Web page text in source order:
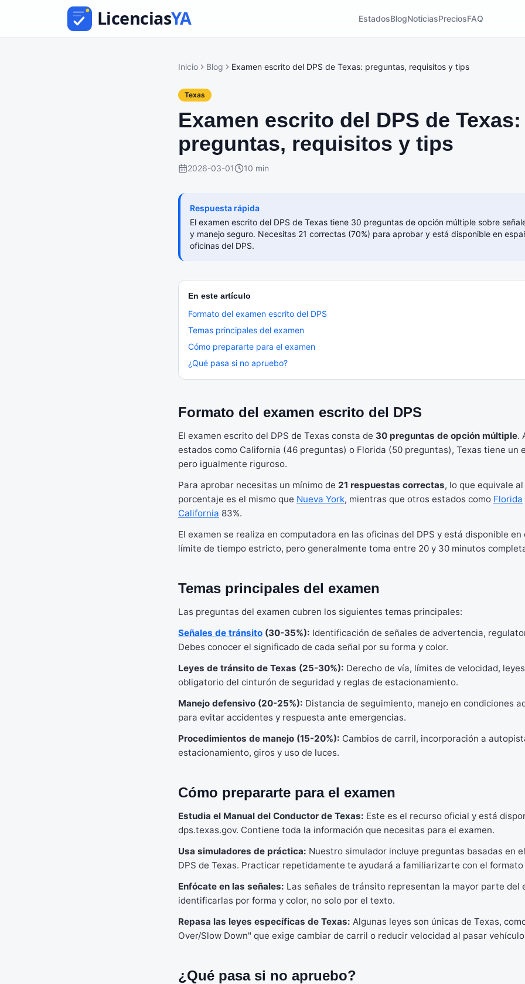
EstadosBlogNoticiasPreciosFAQ
Inicio Blog Examen escrito del DPS de Texas: preguntas, requisitos y tips
Texas
Examen escrito del DPS de Texas:
preguntas, requisitos y tips
2026-03-01 10 min
Respuesta rápida
El examen escrito del DPS de Texas tiene 30 preguntas de opción múltiple sobre
y manejo seguro. Necesitas 21 correctas (70%) para aprobar y está disponible en
oficinas del DPS.
En este artículo
Formato del examen escrito del DPS
Temas principales del examen
Cómo prepararte para el examen
¿Qué pasa si no apruebo?
Formato del examen escrito del DPS
El examen escrito del DPS de Texas consta de 30 preguntas de opción múltiple.
estados como California (46 preguntas) o Florida (50 preguntas), Texas tiene un
pero igualmente riguroso.
Para aprobar necesitas un mínimo de 21 respuestas correctas, lo que equivale al
porcentaje es el mismo que Nueva York, mientras que otros estados como Florida
California 83%.
El examen se realiza en computadora en las oficinas del DPS y está disponible en
límite de tiempo estricto, pero generalmente toma entre 20 y 30 minutos
Temas principales del examen
Las preguntas del examen cubren los siguientes temas principales:
Señales de tránsito (30-35%): Identificación de señales de advertencia,
Debes conocer el significado de cada señal por su forma y color.
Leyes de tránsito de Texas (25-30%): Derecho de vía, límites de velocidad,
obligatorio del cinturón de seguridad y reglas de estacionamiento.
Manejo defensivo (20-25%): Distancia de seguimiento, manejo en condiciones
para evitar accidentes y respuesta ante emergencias.
Procedimientos de manejo (15-20%): Cambios de carril, incorporación a
estacionamiento, giros y uso de luces.
Cómo prepararte para el examen
Estudia el Manual del Conductor de Texas: Este es el recurso oficial y está
dps.texas.gov. Contiene toda la información que necesitas para el examen.
Usa simuladores de práctica: Nuestro simulador incluye preguntas basadas en
DPS de Texas. Practicar repetidamente te ayudará a familiarizarte con el
Enfócate en las señales: Las señales de tránsito representan la mayor parte del
identificarlas por forma y color, no solo por el texto.
Repasa las leyes específicas de Texas: Algunas leyes son únicas de Texas,
Over/Slow Down" que exige cambiar de carril o reducir velocidad al pasar
¿Qué pasa si no apruebo?